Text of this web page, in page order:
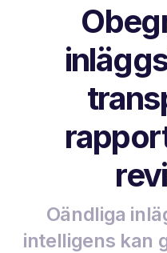
Oändliga
intelligens kan